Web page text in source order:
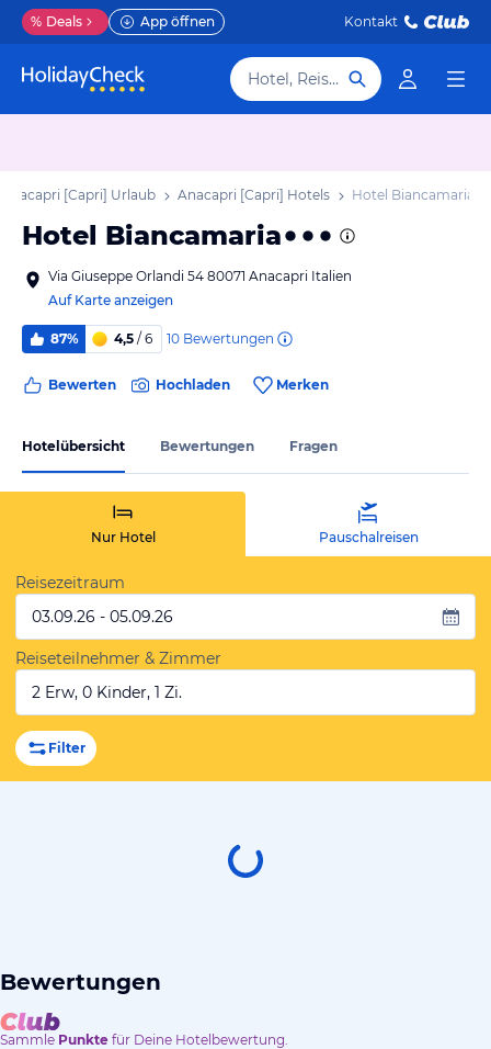
% Deals App öffnen Kontakt
Hotel, Reiseziel
Anacapri [Capri] Urlaub Anacapri [Capri] Hotels Hotel Biancamaria
Hotel Biancamaria
Via Giuseppe Orlandi 54 80071 Anacapri Italien
Auf Karte anzeigen
87% 4,5 / 6 10 Bewertungen
Bewerten Hochladen Merken
Hotelübersicht Bewertungen Fragen
Nur Hotel Pauschalreisen
Reisezeitraum
03.09.26 - 05.09.26
Reiseteilnehmer & Zimmer
2 Erw, 0 Kinder, 1 Zi.
Filter
Bewertungen
Sammle Punkte für Deine Hotelbewertung.